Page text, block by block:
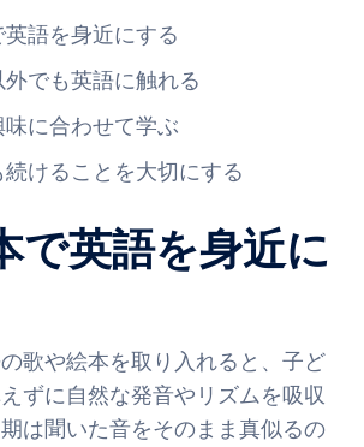
語を身近にする
でも英語に触れる
に合わせて学ぶ
けることを大切にする
で英語を身近に
歌や絵本を取り入れると、子ど
ずに自然な発音やリズムを吸収
は聞いた音をそのまま真似るの